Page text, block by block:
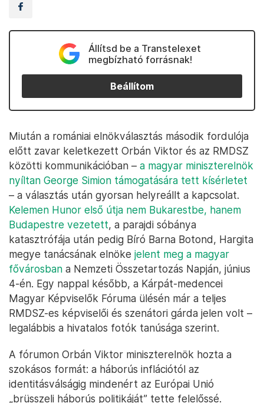
Állítsd be a Transtelexet
megbízható forrásnak!
Beállítom
Miután a romániai elnökválasztás második fordulója
előtt zavar keletkezett Orbán Viktor és az RMDSZ
közötti kommunikációban – a magyar miniszterelnök
nyíltan George Simion támogatására tett kísérletet
– a választás után gyorsan helyreállt a kapcsolat.
Kelemen Hunor első útja nem Bukarestbe, hanem
Budapestre vezetett, a parajdi sóbánya
katasztrófája után pedig Bíró Barna Botond, Hargita
megye tanácsának elnöke jelent meg a magyar
fővárosban a Nemzeti Összetartozás Napján, június
4-én. Egy nappal később, a Kárpát-medencei
Magyar Képviselők Fóruma ülésén már a teljes
RMDSZ-es képviselői és szenátori gárda jelen volt –
legalábbis a hivatalos fotók tanúsága szerint.
A fórumon Orbán Viktor miniszterelnök hozta a
szokásos formát: a háborús inflációtól az
identitásválságig mindenért az Európai Unió
„brüsszeli háborús politikáját” tette felelőssé.